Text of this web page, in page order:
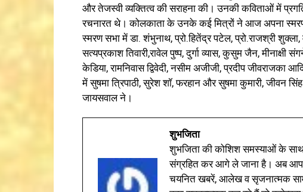
और तेजस्वी व्यक्तित्व की सराहना की। उनकी कविताओं में
रचनारत थे। कोलकाता के उनके कई मित्रों ने आज अपना स्मरण
स्मरण सभा में डा. शंभुनाथ, प्रो.हितेंद्र पटेल, प्रो.राजश्री
सत्यप्रकाश तिवारी,रावेल पुष्प, दुर्गा व्यास, कुसुम जैन, मीनाक्षी
केडिया, रामनिवास द्विवेदी, नसीम अजीजी, प्रदीप
में सुषमा त्रिपाठी, सुरेश शॉ, फरहान और सुषमा कुमारी, जीवन
जायसवाल ने।
शुभजिता
शुभजिता की कोशिश समस्याओं के
संग्रहित कर आगे ले जाना है। अब आप
चयनित खबरें, आलेख व सृजनात्मक